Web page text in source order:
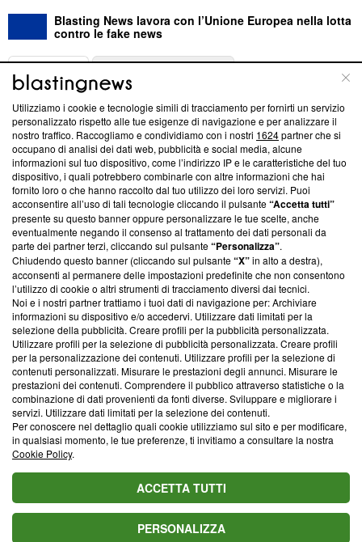
Blasting News lavora con l’Unione Europea nella lotta
contro le fake news
ABOUT
Questa sezione offre informazioni trasparenti su Blasting
News, sui nostri processi editoriali e su come ci impegniamo a
creare news di qualità. Inoltre, afferma la nostra aderenza a
‘Trust Project - News with Integrity’Blasting News non è
ancora membro del programma, ma ha richiesto di farne
parte; Trust Project non ha ancora effettuato una verifica di
conformità agli standard.
Su di noi
Team editoriale
Corporate
Redazione
Informativa Privacy
Cookie Policy
Blasting SA, IDI CHE-247.845.224, Via Carlo Frasca, 3 - 6900
Lugano (Svizzera) Tel:+39 0690258937
© 2026 Blasting News
Utilizziamo i cookie e tecnologie simili di tracciamento per fornirti un servizio
personalizzato rispetto alle tue esigenze di navigazione e per analizzare il
nostro traffico. Raccogliamo e condividiamo con i nostri 1624partner che si
occupano di analisi dei dati web, pubblicità e social media, alcune
informazioni sul tuo dispositivo, come l’indirizzo IP e le caratteristiche del tuo
dispositivo, i quali potrebbero combinarle con altre informazioni che hai
fornito loro o che hanno raccolto dal tuo utilizzo dei loro servizi. Puoi
acconsentire all’uso di tali tecnologie cliccando il pulsante“Accetta tutti”
presente su questo banner oppure personalizzare le tue scelte, anche
eventualmente negando il consenso al trattamento dei dati personali da
parte dei partner terzi, cliccando sul pulsante“Personalizza”.
Chiudendo questo banner (cliccando sul pulsante“X”in alto a destra),
acconsenti al permanere delle impostazioni predefinite che non consentono
l’utilizzo di cookie o altri strumenti di tracciamento diversi dai tecnici.
Noi e i nostri partner trattiamo i tuoi dati di navigazione per: Archiviare
informazioni su dispositivo e/o accedervi. Utilizzare dati limitati per la
selezione della pubblicità. Creare profili per la pubblicità personalizzata.
Utilizzare profili per la selezione di pubblicità personalizzata. Creare profili
per la personalizzazione dei contenuti. Utilizzare profili per la selezione di
contenuti personalizzati. Misurare le prestazioni degli annunci. Misurare le
prestazioni dei contenuti. Comprendere il pubblico attraverso statistiche o la
combinazione di dati provenienti da fonti diverse. Sviluppare e migliorare i
servizi. Utilizzare dati limitati per la selezione dei contenuti.
Per conoscere nel dettaglio quali cookie utilizziamo sul sito e per modificare,
in qualsiasi momento, le tue preferenze, ti invitiamo a consultare la nostra
Cookie Policy.
ACCETTA TUTTI
PERSONALIZZA